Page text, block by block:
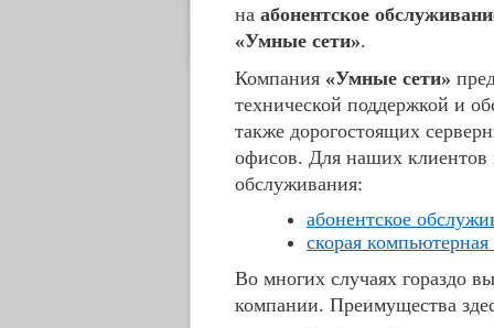
на абонентское
«Умные сети».
Компания «Умные сети»
технической поддержкой и
также дорогостоящих
офисов. Для наших клиентов
обслуживания:
абонентское
скорая
Во многих случаях гораздо
компании. Преимущества